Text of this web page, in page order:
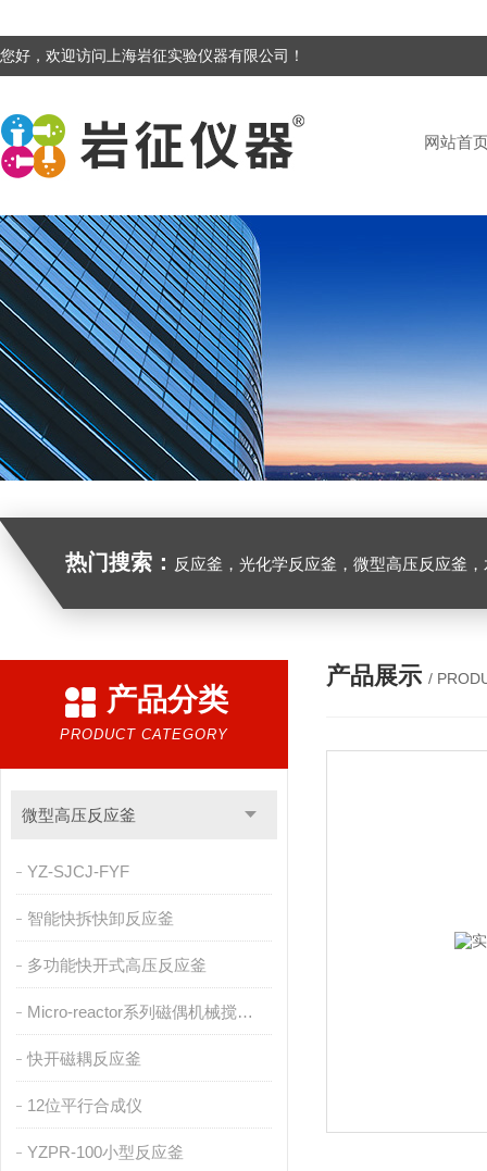
您好，欢迎访问上海岩征实验仪器有限公司！
网站首
热门搜索： 反应釜，光化学反应釜，微型高压反应釜
产品分类
PRODUCT CATEGORY
微型高压反应釜
YZ-SJCJ-FYF
智能快拆快卸反应釜
多功能快开式高压反应釜
Micro-reactor系列磁偶机械搅拌反应釜
快开磁耦反应釜
12位平行合成仪
YZPR-100小型反应釜
产品展示 /